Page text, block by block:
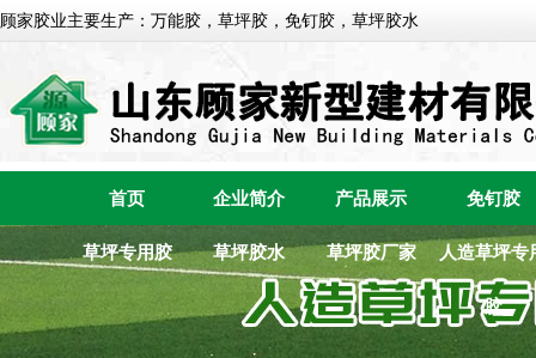
顾家胶业主要生产：万能胶，草坪胶，免钉胶，草坪胶水
首页 企业简介 产品展示 免钉胶
草坪专用胶 草坪胶水 草坪胶厂家 人造草坪专
胶